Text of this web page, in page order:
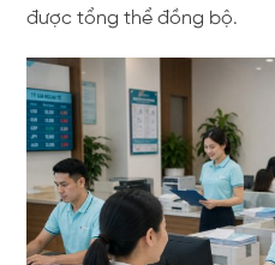
được tổng thể đồng bộ.